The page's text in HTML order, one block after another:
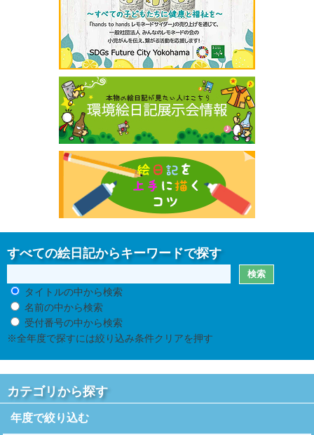
すべての絵日記からキーワードで探す
タイトルの中から検索
名前の中から検索
受付番号の中から検索
※全年度で探すには絞り込み条件クリアを押す
カテゴリから探す
年度で絞り込む